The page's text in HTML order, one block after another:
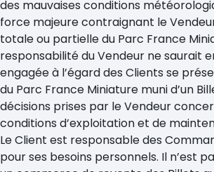
des mauvaises conditions
force majeure contraignant le
totale ou partielle du Parc France
responsabilité du Vendeur ne saurait
engagée à l’égard des Clients se
du Parc France Miniature muni d’un
décisions prises par le Vendeur
conditions d’exploitation et de
Le Client est responsable des
pour ses besoins personnels. Il n’est